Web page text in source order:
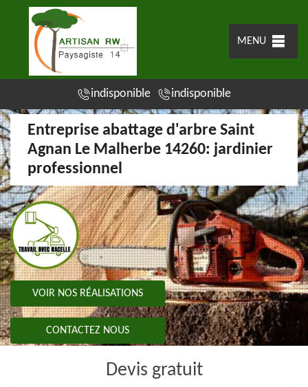
MENU
indisponible indisponible
Entreprise abattage d'arbre Saint
Agnan Le Malherbe 14260: jardinier
professionnel
VOIR NOS RÉALISATIONS
CONTACTEZ NOUS
Devis gratuit